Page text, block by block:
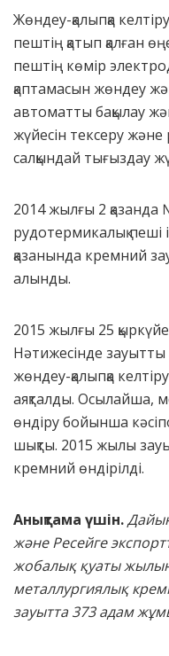
Жөндеу-қалыпқа
пештің қатып қалған
пештің көмір
қаптамасын жөндеу
автоматты бақылау
жүйесін тексеру және
салқындай тығыздау
2014 жылғы 2
рудотермикалық пеші
қазанында кремний
алынды.
2015 жылғы 25
Нәтижесінде зауытты
жөндеу-қалыпқа
аяқталды. Осылайша,
өндіру бойынша
шықты. 2015 жылы
кремний өндірілді.
Анықтама үшін.
және Ресейге
жобалық қуаты
металлургиялық
зауытта 373 адам